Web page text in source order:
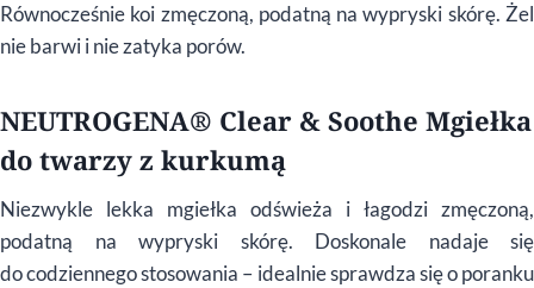
Równocześnie koi zmęczoną, podatną na wypryski skórę. Żel
nie barwi i nie zatyka porów.
NEUTROGENA® Clear & Soothe Mgiełka
do twarzy z kurkumą
Niezwykle lekka mgiełka odświeża i łagodzi zmęczoną,
podatną na wypryski skórę. Doskonale nadaje się
do codziennego stosowania – idealnie sprawdza się o poranku